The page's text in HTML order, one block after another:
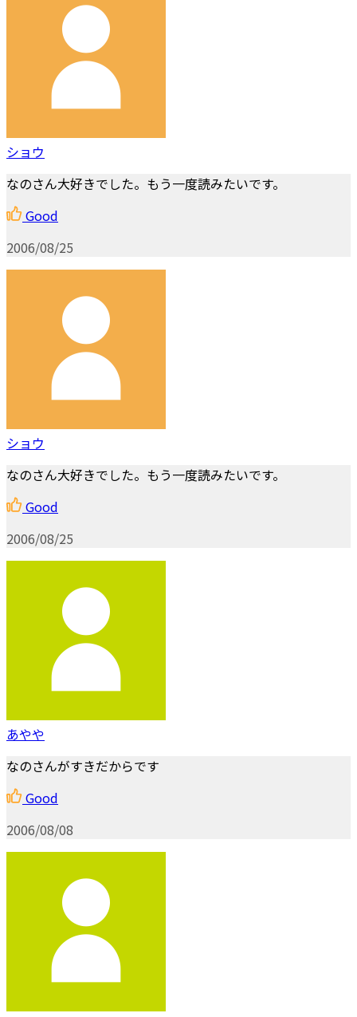
ショウ
なのさん大好きでした。もう一度読みたいです。
Good
2006/08/25
ショウ
なのさん大好きでした。もう一度読みたいです。
Good
2006/08/25
あやや
なのさんがすきだからです
Good
2006/08/08